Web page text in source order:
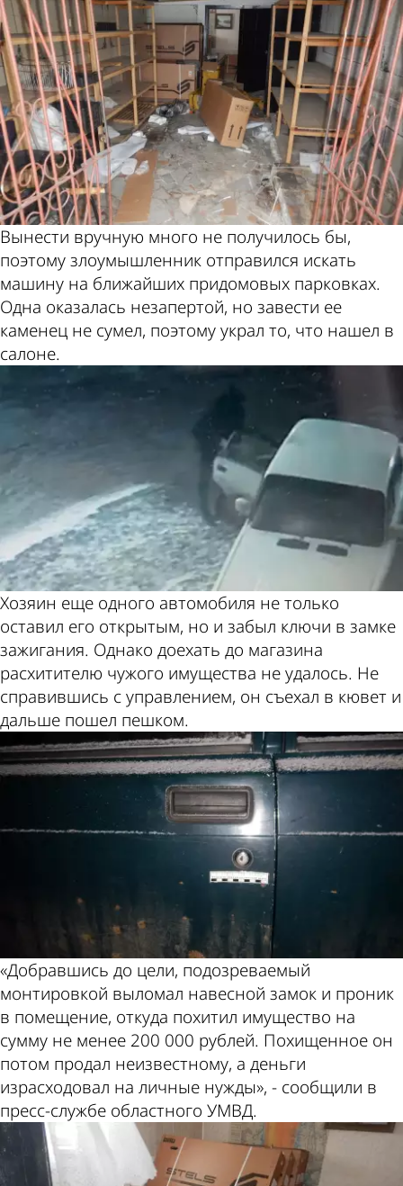
Вынести вручную много не получилось бы,
поэтому злоумышленник отправился искать
машину на ближайших придомовых парковках.
Одна оказалась незапертой, но завести ее
каменец не сумел, поэтому украл то, что нашел в
салоне.
Хозяин еще одного автомобиля не только
оставил его открытым, но и забыл ключи в замке
зажигания. Однако доехать до магазина
расхитителю чужого имущества не удалось. Не
справившись с управлением, он съехал в кювет и
дальше пошел пешком.
«Добравшись до цели, подозреваемый
монтировкой выломал навесной замок и проник
в помещение, откуда похитил имущество на
сумму не менее 200 000 рублей. Похищенное он
потом продал неизвестному, а деньги
израсходовал на личные нужды», - сообщили в
пресс-службе областного УМВД.